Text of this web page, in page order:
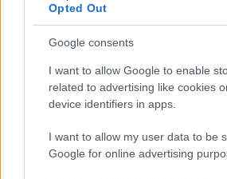
Opted Out
Google consents
I want to allow Google to enable
related to advertising like cookies
device identifiers in apps.
I want to allow my user data to be
Google for online advertising
AUTEUR
Camille Durand